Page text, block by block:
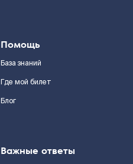
Помощь
База знаний
Где мой билет
Блог
Важные ответы